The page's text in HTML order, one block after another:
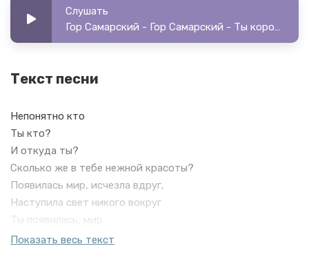
Слушать
Гор Самарский - Гор Самарский - Ты королева (Cover Братья Шахунц)
Текст песни
Непонятно кто
Ты кто?
И откуда ты?
Сколько же в тебе нежной красоты?
Появилась мир, исчезла вдруг,
Наступила свет никого вокруг
Ты появилась, мир
И исчезла вдруг
Показать весь текст